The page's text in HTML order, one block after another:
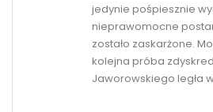
jedynie pośpiesznie
nieprawomocne
zostało zaskarżone.
kolejna próba
Jaworowskiego legła